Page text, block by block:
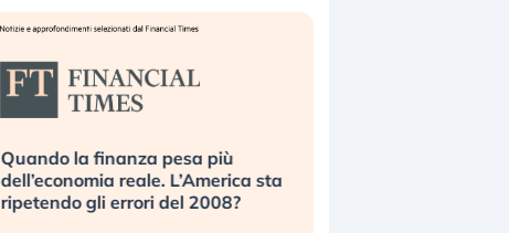
Quando la finanza pesa più
dell’economia reale. L’America sta
ripetendo gli errori del 2008?